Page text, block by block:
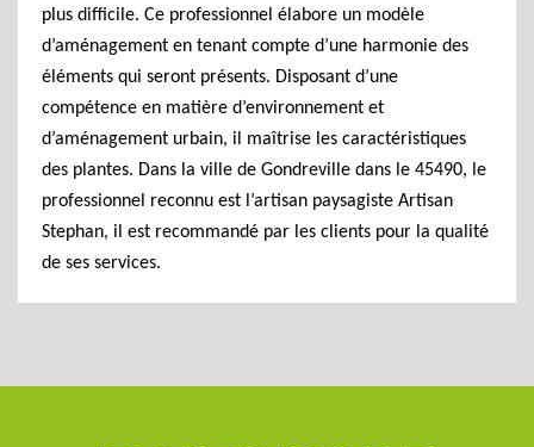
plus difficile. Ce professionnel élabore un modèle
d’aménagement en tenant compte d’une harmonie des
éléments qui seront présents. Disposant d’une
compétence en matière d’environnement et
d’aménagement urbain, il maîtrise les caractéristiques
des plantes. Dans la ville de Gondreville dans le 45490, le
professionnel reconnu est l’artisan paysagiste Artisan
Stephan, il est recommandé par les clients pour la qualité
de ses services.